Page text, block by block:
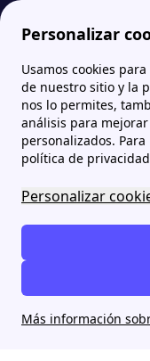
Personalizar
Usamos cookies
de nuestro sitio y la
nos lo permites,
análisis para
personalizados.
política de
Personalizar
Más información
Papernest.es
El precio
España
los
Papernest